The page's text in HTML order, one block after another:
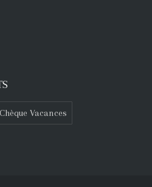
Chèque Vacances